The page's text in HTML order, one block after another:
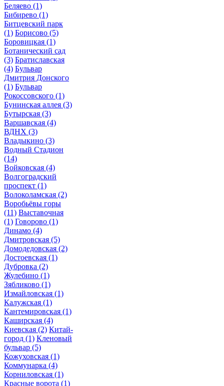
Беляево (1)
Бибирево (1)
Битцевский парк
(1) Борисово (5)
Боровицкая (1)
Ботанический сад
(3) Братиславская
(4) Бульвар
Дмитрия Донского
(1) Бульвар
Рокоссовского (1)
Бунинская аллея (3)
Бутырская (3)
Варшавская (4)
ВДНХ (3)
Владыкино (3)
Водный Стадион
(14)
Войковская (4)
Волгоградский
проспект (1)
Волоколамская (2)
Воробьёвы горы
(11) Выставочная
(1) Говорово (1)
Динамо (4)
Дмитровская (5)
Домодедовская (2)
Достоевская (1)
Дубровка (2)
Жулебино (1)
Зябликово (1)
Измайловская (1)
Калужская (1)
Кантемировская (1)
Каширская (4)
Киевская (2) Китай-
город (1) Кленовый
бульвар (5)
Кожуховская (1)
Коммунарка (4)
Корниловская (1)
Красные ворота (1)